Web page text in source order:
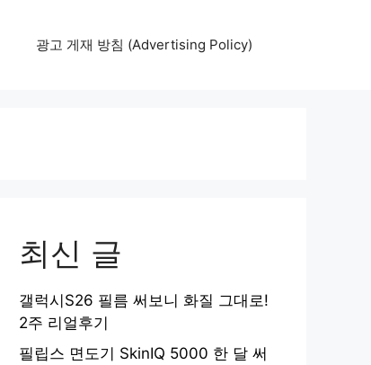
광고 게재 방침 (Advertising Policy)
최신 글
갤럭시S26 필름 써보니 화질 그대로!
2주 리얼후기
필립스 면도기 SkinIQ 5000 한 달 써